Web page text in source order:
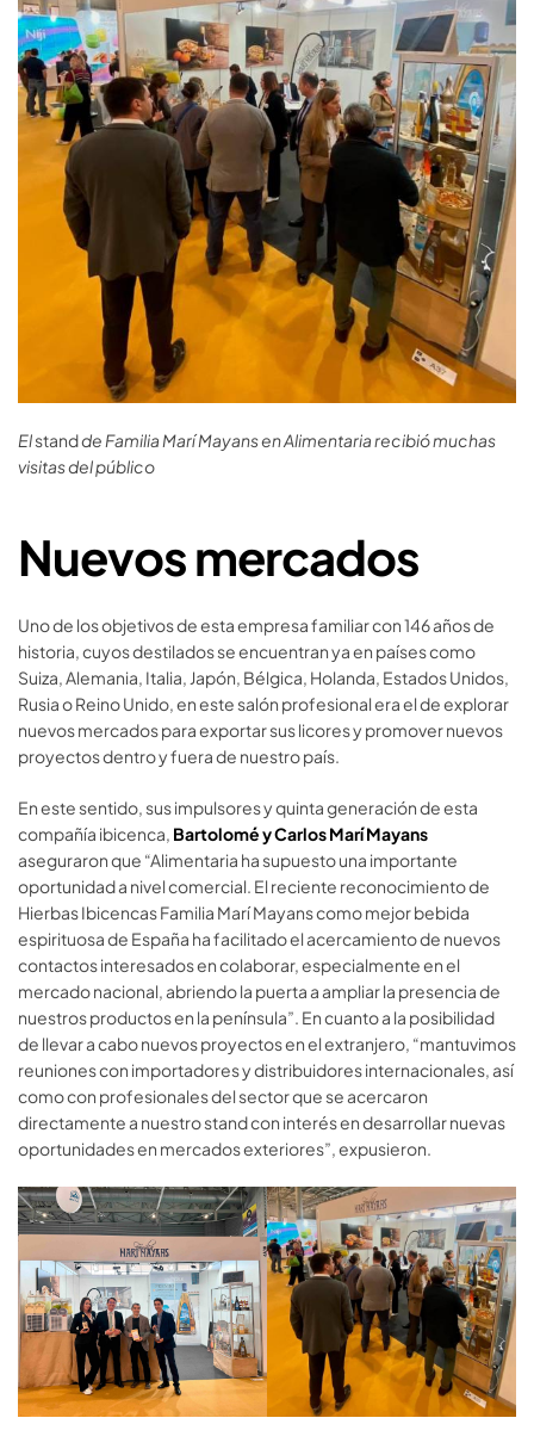
Elstandde Familia Marí Mayans en Alimentaria recibió muchas
visitas del público
Nuevos mercados
Uno de los objetivos de esta empresa familiar con 146 años de
historia, cuyos destilados se encuentran ya en países como
Suiza, Alemania, Italia, Japón, Bélgica, Holanda, Estados Unidos,
Rusia o Reino Unido, en este salón profesional era el de explorar
nuevos mercados para exportar sus licores y promover nuevos
proyectos dentro y fuera de nuestro país.
En este sentido, sus impulsores y quinta generación de esta
compañía ibicenca, Bartolomé y Carlos Marí Mayans
aseguraron que “Alimentaria ha supuesto una importante
oportunidad a nivel comercial. El reciente reconocimiento de
Hierbas Ibicencas Familia Marí Mayans como mejor bebida
espirituosa de España ha facilitado el acercamiento de nuevos
contactos interesados en colaborar, especialmente en el
mercado nacional, abriendo la puerta a ampliar la presencia de
nuestros productos en la península”. En cuanto a la posibilidad
de llevar a cabo nuevos proyectos en el extranjero, “mantuvimos
reuniones con importadores y distribuidores internacionales, así
como con profesionales del sector que se acercaron
directamente a nuestro stand con interés en desarrollar nuevas
oportunidades en mercados exteriores”, expusieron.